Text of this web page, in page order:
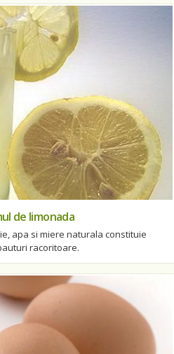
de limonada
apa si miere naturala constituie
racoritoare.